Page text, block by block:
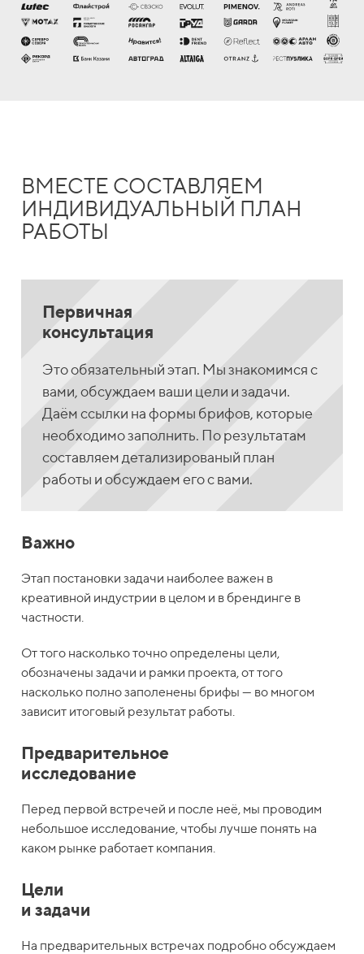
ВМЕСТЕ СОСТАВЛЯЕМ
ИНДИВИДУАЛЬНЫЙ ПЛАН
РАБОТЫ
Первичная
консультация
Это обязательный этап. Мы знакомимся с
вами, обсуждаем ваши цели и задачи.
Даём ссылки на формы брифов, которые
необходимо заполнить. По результатам
составляем детализированый план
работы и обсуждаем его с вами.
Важно
Этап постановки задачи наиболее важен в
креативной индустрии в целом и в брендинге в
частности.
От того насколько точно определены цели,
обозначены задачи и рамки проекта, от того
насколько полно заполенены брифы — во многом
зависит итоговый результат работы.
Предварительное
исследование
Перед первой встречей и после неё, мы проводим
небольшое исследование, чтобы лучше понять на
каком рынке работает компания.
Цели
и задачи
На предварительных встречах подробно обсуждаем